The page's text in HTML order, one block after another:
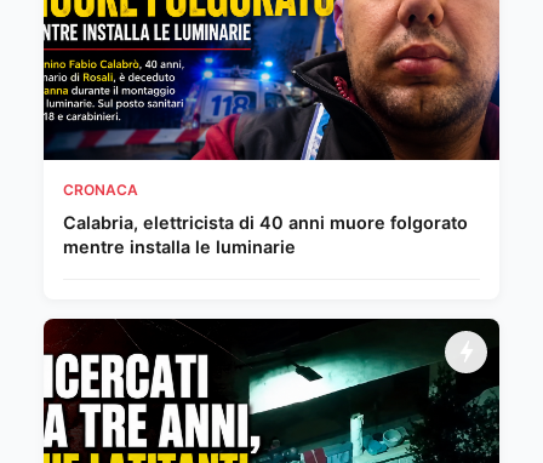
CRONACA
Calabria, elettricista di 40 anni muore folgorato
mentre installa le luminarie